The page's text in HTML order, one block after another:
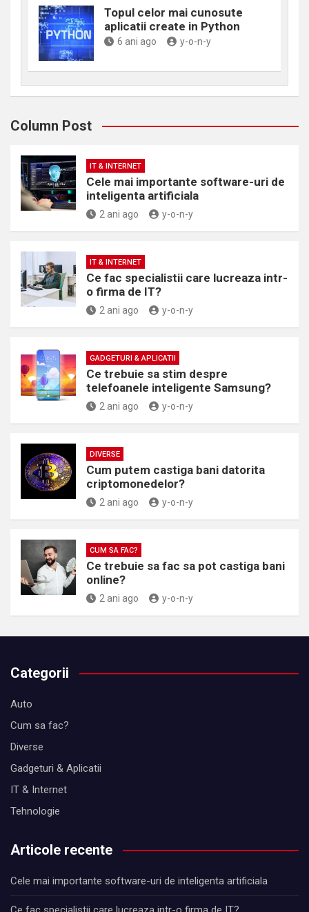
Topul celor mai cunosute
aplicatii create in Python
6 ani ago y-o-n-y
Column Post
IT & INTERNET
Cele mai importante software-uri de
inteligenta artificiala
2 ani ago y-o-n-y
IT & INTERNET
Ce fac specialistii care lucreaza intr-
o firma de IT?
2 ani ago y-o-n-y
GADGETURI & APLICATII
Ce trebuie sa stim despre
telefoanele inteligente Samsung?
2 ani ago y-o-n-y
DIVERSE
Cum putem castiga bani datorita
criptomonedelor?
2 ani ago y-o-n-y
CUM SA FAC?
Ce trebuie sa fac sa pot castiga bani
online?
2 ani ago y-o-n-y
Categorii
Auto
Cum sa fac?
Diverse
Gadgeturi & Aplicatii
IT & Internet
Tehnologie
Articole recente
Cele mai importante software-uri de inteligenta artificiala